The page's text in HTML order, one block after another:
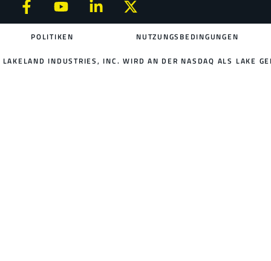
POLITIKEN NUTZUNGSBEDINGUNGEN
LAKELAND INDUSTRIES, INC. WIRD AN DER NASDAQ ALS LAKE